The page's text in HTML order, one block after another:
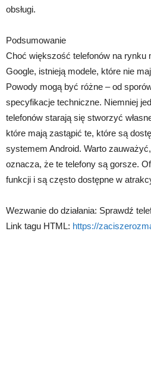
obsługi.
Podsumowanie
Choć większość telefonów na rynku
Google, istnieją modele, które nie
Powody mogą być różne – od
specyfikacje techniczne. Niemniej
telefonów starają się stworzyć
które mają zastąpić te, które są
systemem Android. Warto
oznacza, że te telefony są gorsze.
funkcji i są często dostępne w
Wezwanie do działania: Sprawdź
Link tagu HTML: https://